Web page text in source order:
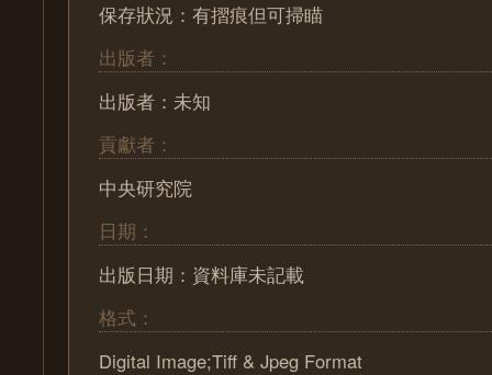
保存狀況：有摺痕但可掃瞄
出版者：
出版者：未知
貢獻者：
中央研究院
日期：
出版日期：資料庫未記載
格式：
Digital Image;Tiff & Jpeg Format